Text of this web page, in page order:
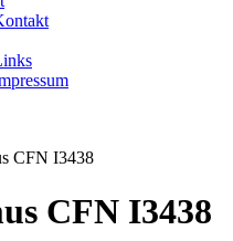
CFN I3438
CFN I3438